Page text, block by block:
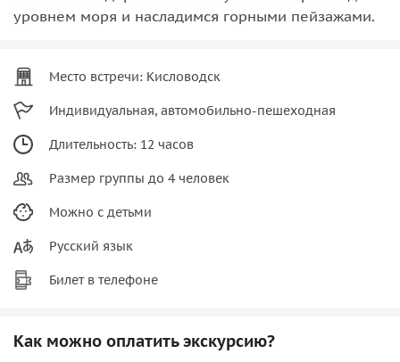
уровнем моря и насладимся горными пейзажами.
Место встречи: Кисловодск
Индивидуальная, автомобильно-пешеходная
Длительность: 12 часов
Размер группы до 4 человек
Можно с детьми
Русский язык
Билет в телефоне
Как можно оплатить экскурсию?